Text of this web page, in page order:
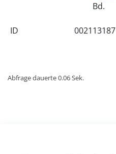
Bd.
ID 002113187
Abfrage dauerte 0.06 Sek.